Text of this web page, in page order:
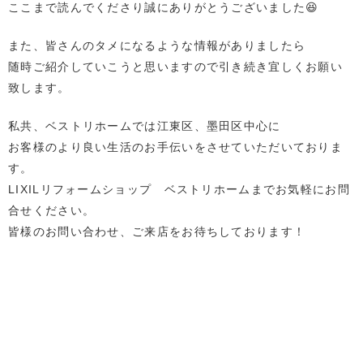
ここまで読んでくださり誠にありがとうございました😆
また、皆さんのタメになるような情報がありましたら
随時ご紹介していこうと思いますので引き続き宜しくお願い
致します。
私共、ベストリホームでは江東区、墨田区中心に
お客様のより良い生活のお手伝いをさせていただいておりま
す。
LIXILリフォームショップ ベストリホームまでお気軽にお問
合せください。
皆様のお問い合わせ、ご来店をお待ちしております！